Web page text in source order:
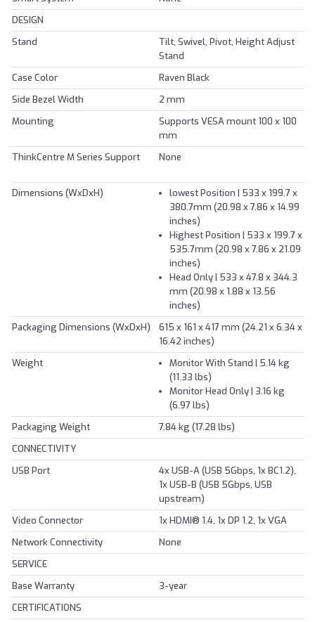
DESIGN
Stand
Tilt, Swivel, Pivot, Height Adjust
Stand
Case Color
Raven Black
Side Bezel Width
2 mm
Mounting
Supports VESA mount 100 x 100
mm
ThinkCentre M Series Support
None
Dimensions (WxDxH)
lowest Position | 533 x 199.7 x
380.7mm (20.98 x 7.86 x 14.99
inches)
Highest Position | 533 x 199.7 x
535.7mm (20.98 x 7.86 x 21.09
inches)
Head Only | 533 x 47.8 x 344.3
mm (20.98 x 1.88 x 13.56
inches)
Packaging Dimensions (WxDxH)
615 x 161 x 417 mm (24.21 x 6.34 x
16.42 inches)
Weight
Monitor With Stand | 5.14 kg
(11.33 lbs)
Monitor Head Only | 3.16 kg
(6.97 lbs)
Packaging Weight
7.84 kg (17.28 lbs)
CONNECTIVITY
USB Port
4x USB-A (USB 5Gbps, 1x BC1.2),
1x USB-B (USB 5Gbps, USB
upstream)
Video Connector
1x HDMI® 1.4, 1x DP 1.2, 1x VGA
Network Connectivity
None
SERVICE
Base Warranty
3-year
CERTIFICATIONS